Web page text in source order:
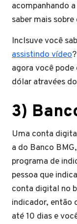
acompanhando
saber mais sobre
Inclsuve você
assistindo vídeo
agora você pode
dólar atravées
3)
Uma conta
a do Banco
programa de
pessoa que
conta digital no
indicador, então
até 10 dias e